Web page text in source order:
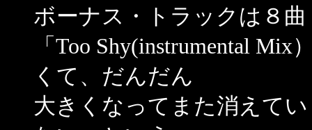
ボーナス・トラックは８
「Too Shy(instrumental
くて、だんだん
大きくなってまた消えて